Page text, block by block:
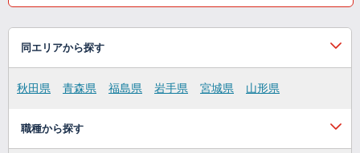
同エリアから探す
秋田県 青森県 福島県 岩手県 宮城県 山形県
職種から探す